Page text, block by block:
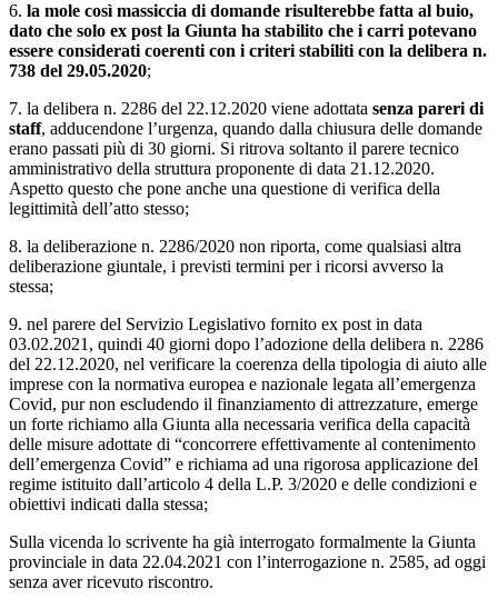
6. la mole così massiccia di domande risulterebbe fatta al buio,
dato che solo ex post la Giunta ha stabilito che i carri potevano
essere considerati coerenti con i criteri stabiliti con la delibera n.
738 del 29.05.2020;
7. la delibera n. 2286 del 22.12.2020 viene adottata senza pareri di
staff, adducendone l’urgenza, quando dalla chiusura delle domande
erano passati più di 30 giorni. Si ritrova soltanto il parere tecnico
amministrativo della struttura proponente di data 21.12.2020.
Aspetto questo che pone anche una questione di verifica della
legittimità dell’atto stesso;
8. la deliberazione n. 2286/2020 non riporta, come qualsiasi altra
deliberazione giuntale, i previsti termini per i ricorsi avverso la
stessa;
9. nel parere del Servizio Legislativo fornito ex post in data
03.02.2021, quindi 40 giorni dopo l’adozione della delibera n. 2286
del 22.12.2020, nel verificare la coerenza della tipologia di aiuto alle
imprese con la normativa europea e nazionale legata all’emergenza
Covid, pur non escludendo il finanziamento di attrezzature, emerge
un forte richiamo alla Giunta alla necessaria verifica della capacità
delle misure adottate di “concorrere effettivamente al contenimento
dell’emergenza Covid” e richiama ad una rigorosa applicazione del
regime istituito dall’articolo 4 della L.P. 3/2020 e delle condizioni e
obiettivi indicati dalla stessa;
Sulla vicenda lo scrivente ha già interrogato formalmente la Giunta
provinciale in data 22.04.2021 con l’interrogazione n. 2585, ad oggi
senza aver ricevuto riscontro.